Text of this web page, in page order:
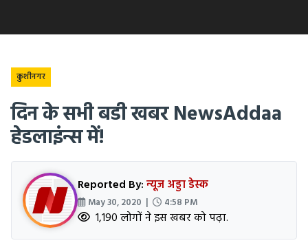
कुशीनगर
दिन के सभी बडी खबर NewsAddaa
हेडलाइंन्स में!
Reported By:न्यूज अड्डा डेस्क
May 30, 2020 | 4:58 PM
1,190 लोगों ने इस खबर को पढ़ा.